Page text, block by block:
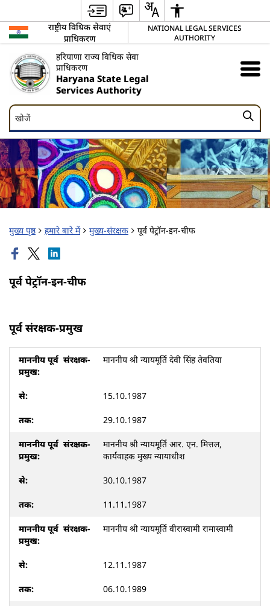
राष्ट्रीय विधिक सेवाएं
प्राधिकरण
NATIONAL LEGAL SERVICES
AUTHORITY
हरियाणा राज्य विधिक सेवा
प्राधिकरण
Haryana State Legal
Services Authority
खोजें
खोजें
मुख्य पृष्ठ हमारे बारे में मुख्य-संरक्षक पूर्व पेट्रॉन-इन-चीफ
पूर्व पेट्रॉन-इन-चीफ
पूर्व संरक्षक-प्रमुख
माननीय श्री न्यायमूर्ति देवी सिंह तेवतिया
15.10.1987
29.10.1987
माननीय श्री न्यायमूर्ति आर. एन. मित्तल,
कार्यवाहक मुख्य न्यायाधीश
30.10.1987
11.11.1987
माननीय श्री न्यायमूर्ति वीरास्वामी रामास्वामी
12.11.1987
06.10.1989